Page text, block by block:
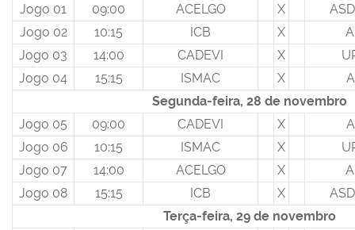
Jogo 01
09:00 ACELGO X
Jogo 02
10:15 ICB X
Jogo 03
14:00 CADEVI X
Jogo 04
15:15 ISMAC X
Segunda-feira, 28 de novembro
Jogo 05
09:00 CADEVI X
Jogo 06
10:15 ISMAC X
Jogo 07
14:00 ACELGO X
Jogo 08
15:15 ICB X
Terça-feira, 29 de novembro